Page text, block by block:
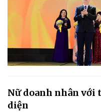
Nữ doanh nhân với
diện